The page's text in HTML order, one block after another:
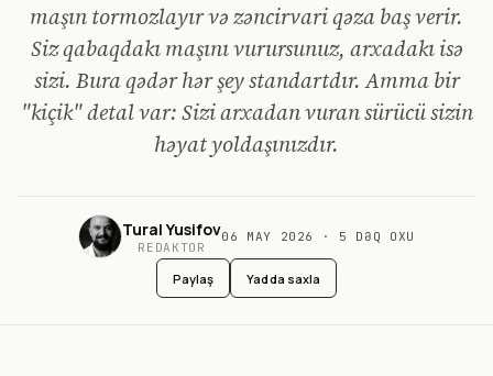
maşın tormozlayır və zəncirvari qəza baş verir.
Siz qabaqdakı maşını vurursunuz, arxadakı isə
sizi. Bura qədər hər şey standartdır. Amma bir
"kiçik" detal var: Sizi arxadan vuran sürücü sizin
həyat yoldaşınızdır.
Tural Yusifov
REDAKTOR
06 MAY 2026 · 5 DƏQ OXU
Paylaş Yadda saxla